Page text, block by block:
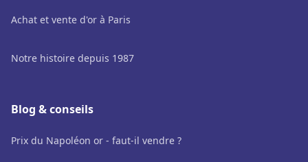
Achat et vente d'or à Paris
Notre histoire depuis 1987
Blog & conseils
Prix du Napoléon or - faut-il vendre ?